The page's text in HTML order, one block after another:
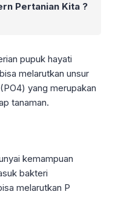
Pertanian Kita ?
pupuk hayati
melarutkan unsur
yang merupakan
tanaman.
kemampuan
bakteri
melarutkan P